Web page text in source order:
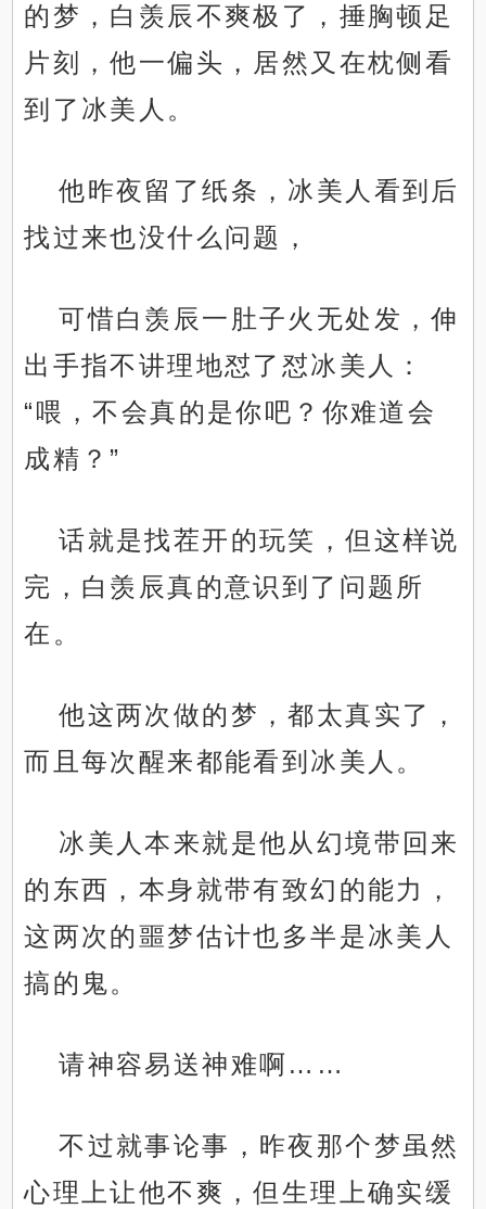
的梦，白羡辰不爽极了，捶胸顿足
片刻，他一偏头，居然又在枕侧看
到了冰美人。
他昨夜留了纸条，冰美人看到后
找过来也没什么问题，
可惜白羡辰一肚子火无处发，伸
出手指不讲理地怼了怼冰美人：
“喂，不会真的是你吧？你难道会
成精？”
话就是找茬开的玩笑，但这样说
完，白羡辰真的意识到了问题所
在。
他这两次做的梦，都太真实了，
而且每次醒来都能看到冰美人。
冰美人本来就是他从幻境带回来
的东西，本身就带有致幻的能力，
这两次的噩梦估计也多半是冰美人
搞的鬼。
请神容易送神难啊……
不过就事论事，昨夜那个梦虽然
心理上让他不爽，但生理上确实缓